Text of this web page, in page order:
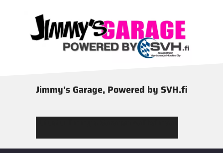
Jimmy’s Garage, Powered by SVH.fi